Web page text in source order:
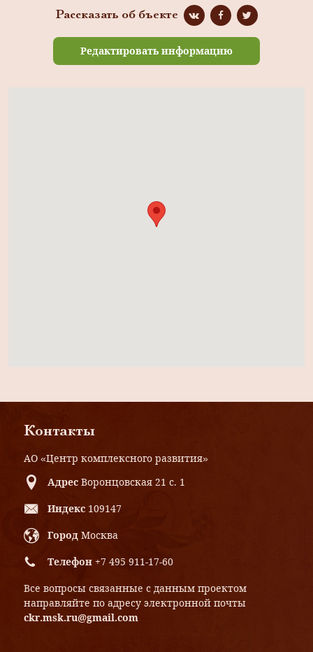
Рассказать об бъекте
Редактировать информацию
Контакты
АО «Центр комплексного развития»
Адрес Воронцовская 21 с. 1
Индекс 109147
Город Москва
Телефон +7 495 911-17-60
Все вопросы связанные с данным проектом
направляйте по адресу электронной почты
ckr.msk.ru@gmail.com